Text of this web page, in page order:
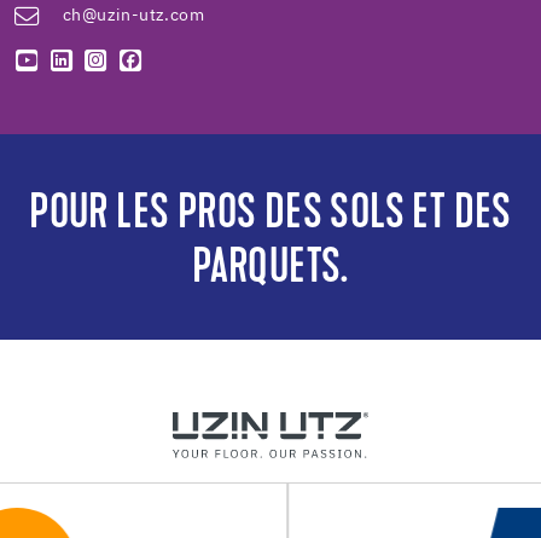
ch@uzin-utz.com
POUR LES PROS DES SOLS ET DES
PARQUETS.